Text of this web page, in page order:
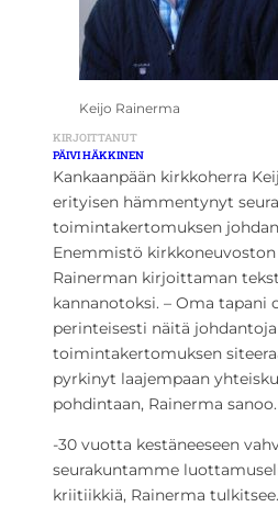
Keijo Rainerma
KIRJOITTANUT
PÄIVI HÄKKINEN
Kankaanpään kirkkoherra
erityisen hämmentynyt
toimintakertomuksen
Enemmistö
Rainerman kirjoittaman
kannanotoksi. – Oma tapani
perinteisesti näitä
toimintakertomuksen
pyrkinyt laajempaan
pohdintaan, Rainerma sanoo.
-30 vuotta kestäneeseen
seurakuntamme
kriitiikkiä, Rainerma tulkitsee.